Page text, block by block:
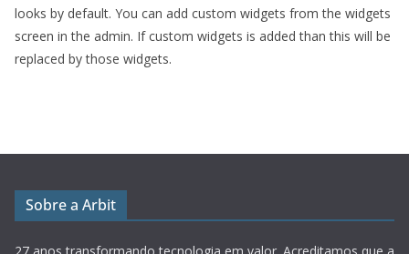
looks by default. You can add custom widgets from the widgets
screen in the admin. If custom widgets is added than this will be
replaced by those widgets.
Sobre a Arbit